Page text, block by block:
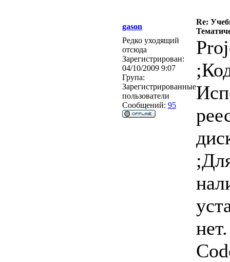
gason
Re:
Редко уходящий
отсюда
Зарегистрирован:
04/10/2009 9:07
Група:
Зарегистрированные
пользователи
Сообщений: 95
нет.